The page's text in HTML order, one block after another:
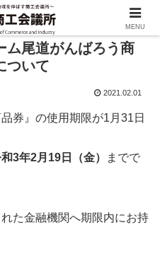
ム尾道がんばろう商
ついて
2021.02.01
券』の使用期限が1月31日
3年2月19日（金）
までで
た金融機関へ期限内にお持
MENU